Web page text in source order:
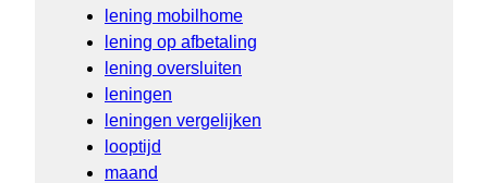
lening mobilhome
lening op afbetaling
lening oversluiten
leningen
leningen vergelijken
looptijd
maand